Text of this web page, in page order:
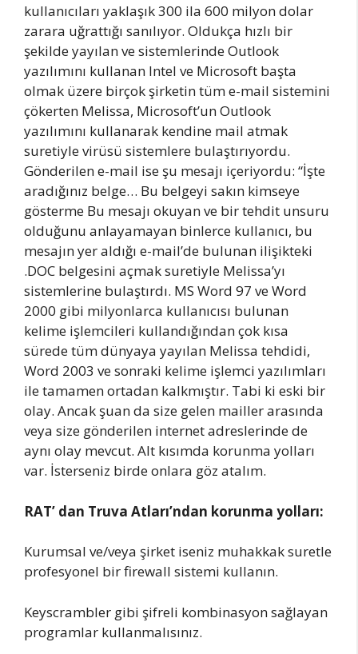
kullanıcıları yaklaşık 300 ila 600 milyon dolar
zarara uğrattığı sanılıyor. Oldukça hızlı bir
şekilde yayılan ve sistemlerinde Outlook
yazılımını kullanan Intel ve Microsoft başta
olmak üzere birçok şirketin tüm e-mail sistemini
çökerten Melissa, Microsoft’un Outlook
yazılımını kullanarak kendine mail atmak
suretiyle virüsü sistemlere bulaştırıyordu.
Gönderilen e-mail ise şu mesajı içeriyordu: “İşte
aradığınız belge… Bu belgeyi sakın kimseye
gösterme Bu mesajı okuyan ve bir tehdit unsuru
olduğunu anlayamayan binlerce kullanıcı, bu
mesajın yer aldığı e-mail’de bulunan ilişikteki
.DOC belgesini açmak suretiyle Melissa’yı
sistemlerine bulaştırdı. MS Word 97 ve Word
2000 gibi milyonlarca kullanıcısı bulunan
kelime işlemcileri kullandığından çok kısa
sürede tüm dünyaya yayılan Melissa tehdidi,
Word 2003 ve sonraki kelime işlemci yazılımları
ile tamamen ortadan kalkmıştır. Tabi ki eski bir
olay. Ancak şuan da size gelen mailler arasında
veya size gönderilen internet adreslerinde de
aynı olay mevcut. Alt kısımda korunma yolları
var. İsterseniz birde onlara göz atalım.
RAT’ dan Truva Atları’ndan korunma yolları:
Kurumsal ve/veya şirket iseniz muhakkak suretle
profesyonel bir firewall sistemi kullanın.
Keyscrambler gibi şifreli kombinasyon sağlayan
programlar kullanmalısınız.